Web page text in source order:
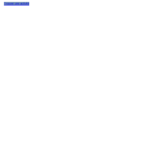
Trouver une activité